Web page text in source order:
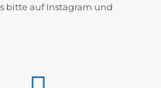
bitte auf Instagram und